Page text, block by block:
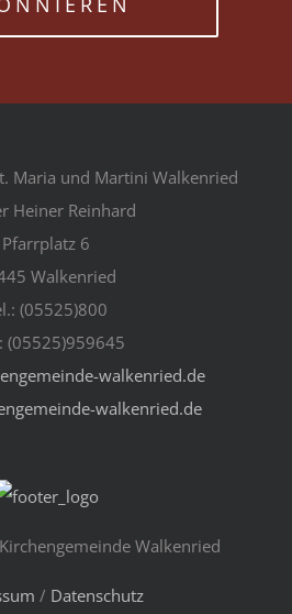
Maria und Martini Walkenried
Heiner Reinhard
Pfarrplatz 6
Walkenried
(05525)800
(05525)959645
walkenried.de
walkenried.de
Walkenried
/ Datenschutz